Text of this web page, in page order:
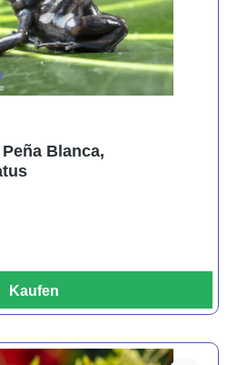
Blanca,
Kaufen